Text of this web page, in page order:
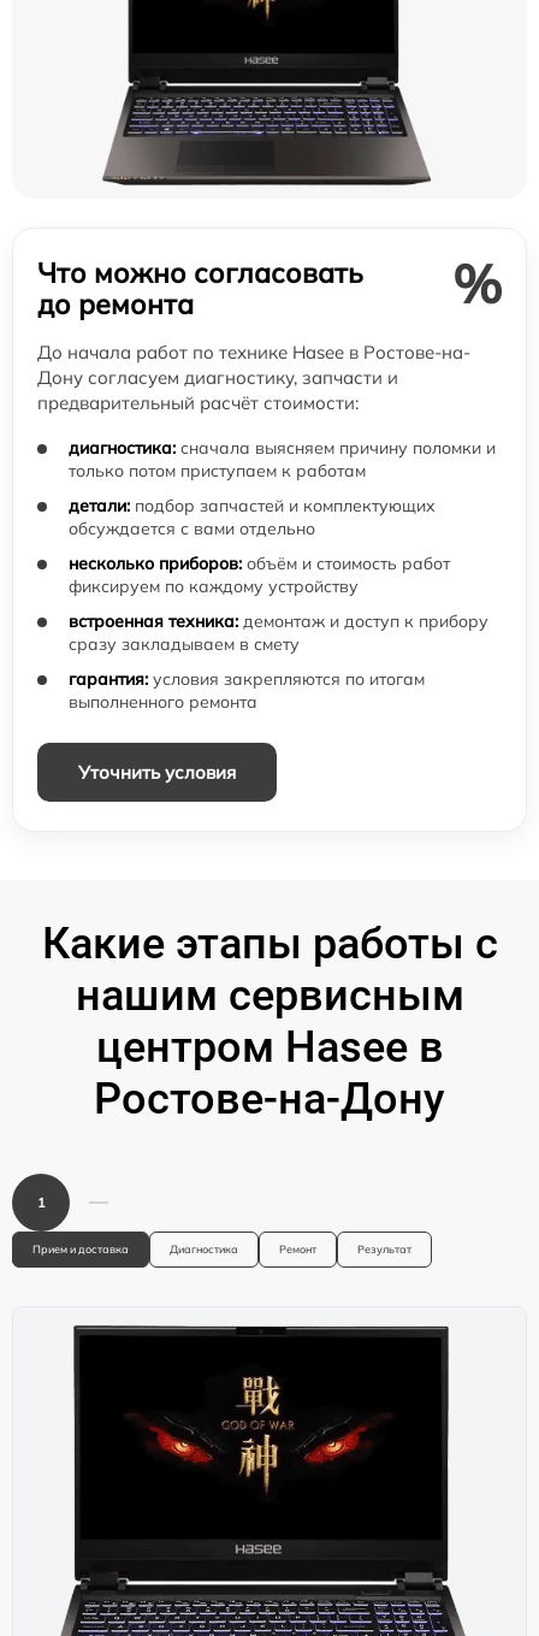
Что можно согласовать
до ремонта
%
До начала работ по технике Hasee в Ростове-на-
Дону согласуем диагностику, запчасти и
предварительный расчёт стоимости:
диагностика: сначала выясняем причину поломки и
только потом приступаем к работам
детали: подбор запчастей и комплектующих
обсуждается с вами отдельно
несколько приборов: объём и стоимость работ
фиксируем по каждому устройству
встроенная техника: демонтаж и доступ к прибору
сразу закладываем в смету
гарантия: условия закрепляются по итогам
выполненного ремонта
Уточнить условия
Какие этапы работы с
нашим сервисным
центром Hasee в
Ростове-на-Дону
1
Прием и доставка Диагностика Ремонт Результат